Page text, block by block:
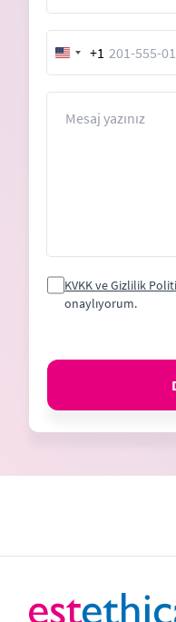
United
States
+1
KVKK ve Gizlilik
onaylıyorum.